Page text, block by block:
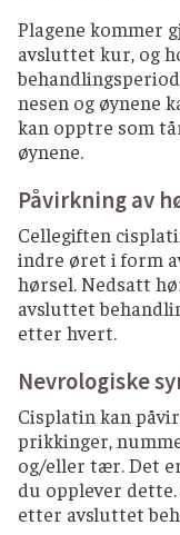
Plagene kommer
avsluttet kur, og
nesen og øynene
kan opptre som
øynene.
Påvirkning av
Cellegiften
indre øret i form
hørsel. Nedsatt
avsluttet
etter hvert.
Nevrologiske
Cisplatin kan
prikkinger,
og/eller tær. Det
du opplever
etter avsluttet